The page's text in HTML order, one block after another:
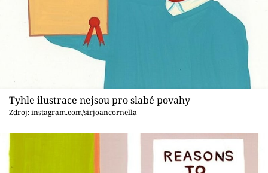
Tyhle ilustrace nejsou pro slabé povahy
Zdroj: instagram.com/sirjoancornella